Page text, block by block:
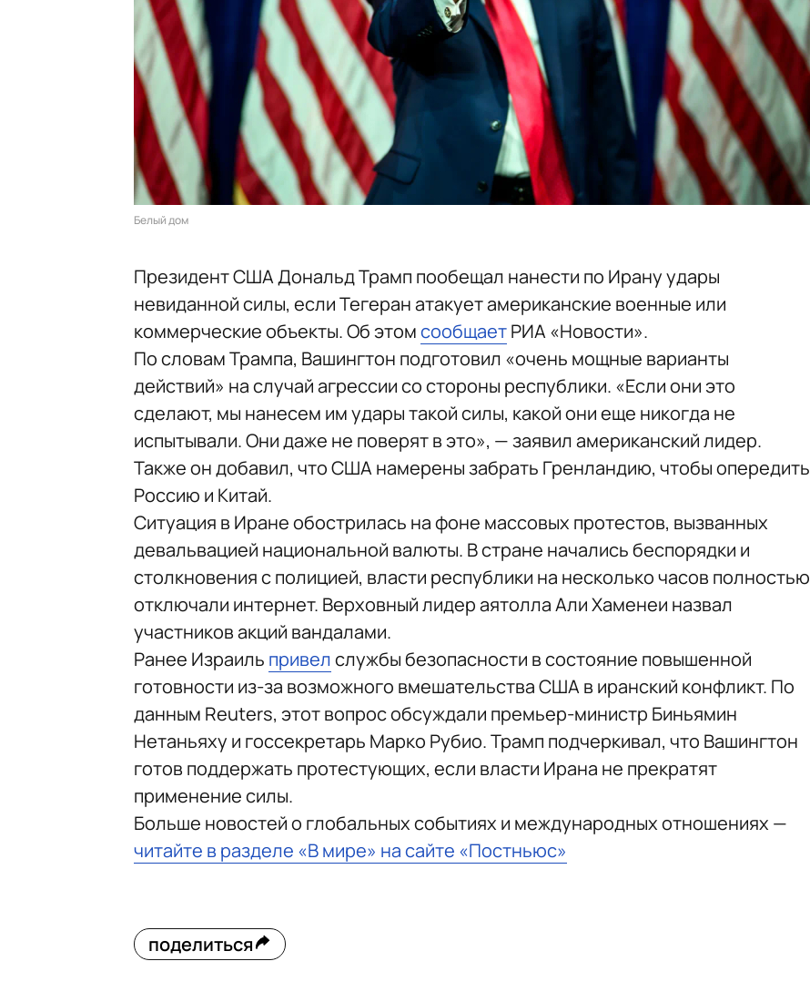
Белый дом
Президент США Дональд Трамп пообещал нанести по Ирану удары
невиданной силы, если Тегеран атакует американские военные или
коммерческие объекты. Об этомсообщаетРИА «Новости».
По словам Трампа, Вашингтон подготовил «очень мощные варианты
действий» на случай агрессии со стороны республики. «Если они это
сделают, мы нанесем им удары такой силы, какой они еще никогда не
испытывали. Они даже не поверят в это», — заявил американский лидер.
Также он добавил, что США намерены забрать Гренландию, чтобы опередить
Россию и Китай.
Ситуация в Иране обострилась на фоне массовых протестов, вызванных
девальвацией национальной валюты. В стране начались беспорядки и
столкновения с полицией, власти республики на несколько часов полностью
отключали интернет. Верховный лидер аятолла Али Хаменеи назвал
участников акций вандалами.
Ранее Израиль привелслужбы безопасности в состояние повышенной
готовности из-за возможного вмешательства США в иранский конфликт. По
данным Reuters, этот вопрос обсуждали премьер-министр Биньямин
Нетаньяху и госсекретарь Марко Рубио. Трамп подчеркивал, что Вашингтон
готов поддержать протестующих, если власти Ирана не прекратят
применение силы.
Больше новостей о глобальных событиях и международных отношениях —
читайте в разделе «В мире» на сайте «Постньюс»
поделиться